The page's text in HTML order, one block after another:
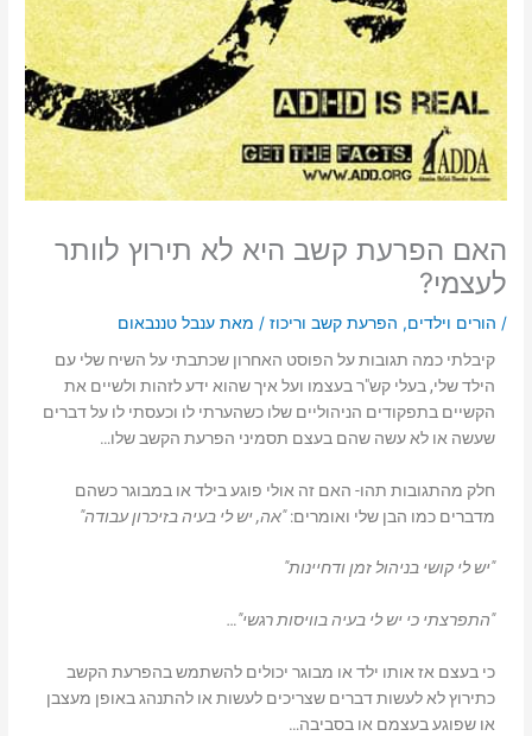
האם הפרעת קשב היא לא תירוץ לוותר
לעצמי?
/ הורים וילדים, הפרעת קשב וריכוז / מאתענבל טננבאום
קיבלתי כמה תגובות על הפוסט האחרון שכתבתי על השיח שלי עם
הילד שלי, בעלי קש"ר בעצמו ועל איך שהוא ידע לזהות ולשיים את
הקשיים בתפקודים הניהוליים שלו כשהערתי לו וכעסתי לו על דברים
שעשה או לא עשה שהם בעצם תסמיני הפרעת הקשב שלו…
חלק מהתגובות תהו- האם זה אולי פוגע בילד או במבוגר כשהם
מדברים כמו הבן שלי ואומרים:"אה, יש לי בעיה בזיכרון עבודה"
"יש לי קושי בניהול זמן ודחיינות"
"התפרצתי כי יש לי בעיה בוויסות רגשי"…
כי בעצם אז אותו ילד או מבוגר יכולים להשתמש בהפרעת הקשב
כתירוץ לא לעשות דברים שצריכים לעשות או להתנהג באופן מעצבן
או שפוגע בעצמם או בסביבה…